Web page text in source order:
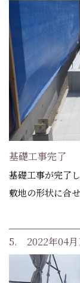
基礎工事完了
基礎工事が完了
敷地の形状に合
5. 2022年04月